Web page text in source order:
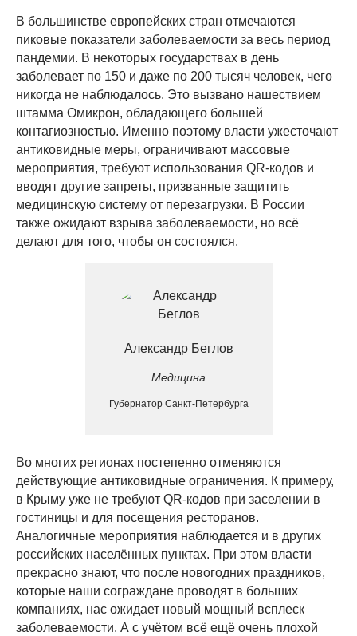
В большинстве европейских стран отмечаются
пиковые показатели заболеваемости за весь период
пандемии. В некоторых государствах в день
заболевает по 150 и даже по 200 тысяч человек, чего
никогда не наблюдалось. Это вызвано нашествием
штамма Омикрон, обладающего большей
контагиозностью. Именно поэтому власти ужесточают
антиковидные меры, ограничивают массовые
мероприятия, требуют использования QR-кодов и
вводят другие запреты, призванные защитить
медицинскую систему от перезагрузки. В России
также ожидают взрыва заболеваемости, но всё
делают для того, чтобы он состоялся.
Александр Беглов
Медицина
Губернатор Санкт-Петербурга
Во многих регионах постепенно отменяются
действующие антиковидные ограничения. К примеру,
в Крыму уже не требуют QR-кодов при заселении в
гостиницы и для посещения ресторанов.
Аналогичные мероприятия наблюдается и в других
российских населённых пунктах. При этом власти
прекрасно знают, что после новогодних праздников,
которые наши сограждане проводят в больших
компаниях, нас ожидает новый мощный всплеск
заболеваемости. А с учётом всё ещё очень плохой